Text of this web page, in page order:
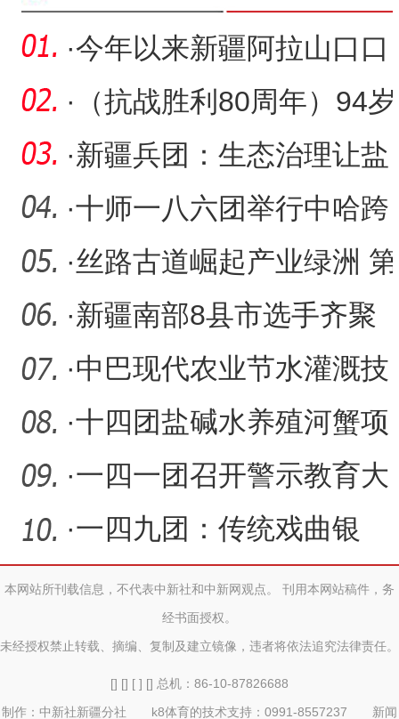
·今年以来新疆阿拉山口口
岸通行中欧（中亚）班列
突
·
（抗战胜利80周年）94岁
老兵忆80年前晋中平原上
的
·新疆兵团：生态治理让盐
碱滩变“希望田”
·十师一八六团举行中哈跨
境自驾旅游发车仪式
·丝路古道崛起产业绿洲 第
一师阿拉尔市纺织印染产
业
·新疆南部8县市选手齐聚
阿拉尔！这场邀请赛备受
瞩目
·中巴现代农业节水灌溉技
术国际培训班结业
·十四团盐碱水养殖河蟹项
目初见成效 特色产业促振
兴
·一四一团召开警示教育大
会
·一四九团：传统戏曲银
幕“焕新” 吸引百余名职工
群
本网站所刊载信息，不代表中新社和中新网观点。 刊用本网站稿件，务
经书面授权。
未经授权禁止转载、摘编、复制及建立镜像，违者将依法追究法律责任。
[] [] [ ] [] 总机：86-10-87826688
制作：中新社新疆分社 k8体育的技术支持：0991-8557237 新闻